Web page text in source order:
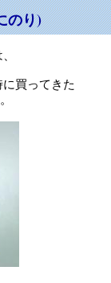
のり)
買ってきた